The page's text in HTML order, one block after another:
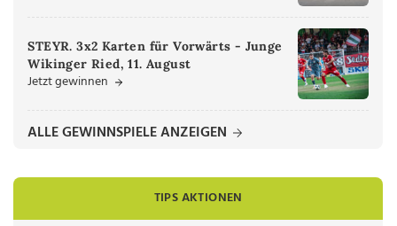
STEYR. 3x2 Karten für Vorwärts - Junge
Wikinger Ried, 11. August
Jetzt gewinnen
ALLE GEWINNSPIELE ANZEIGEN
TIPS AKTIONEN